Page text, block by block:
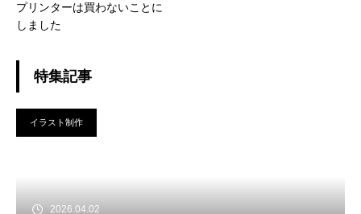
プリンターは買わないことに
しました
特集記事
イラスト制作
2026.04.02